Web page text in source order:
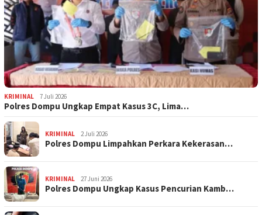
KRIMINAL 7 Juli 2026
Polres Dompu Ungkap Empat Kasus 3C, Lima…
KRIMINAL 2 Juli 2026
Polres Dompu Limpahkan Perkara Kekerasan…
KRIMINAL 27 Juni 2026
Polres Dompu Ungkap Kasus Pencurian Kamb…